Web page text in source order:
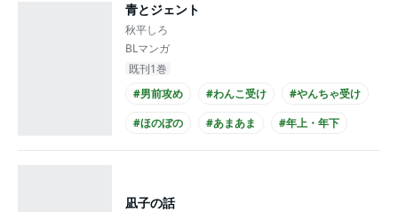
#ノンケ受け
青とジェント
秋平しろ
BLマンガ
既刊1巻
#男前攻め
#わんこ受け
#やんちゃ受け
#ほのぼの
#あまあま
#年上・年下
#童貞受け
#社長攻め
#高校生受け
凪子の話